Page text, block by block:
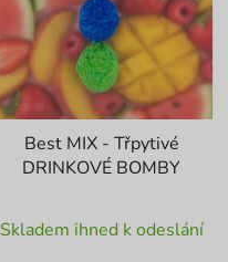
Best MIX - Třpytivé
DRINKOVÉ BOMBY
hodnocení
Skladem ihned k odeslání